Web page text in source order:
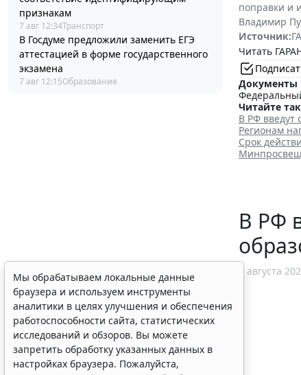
признакам
7 авг 12:34Транспорт
В Госдуме предложили заменить ЕГЭ
аттестацией в форме государственного
экзамена
7 авг 12:15Образование
поправки и
Владимир
Источник:
Читать
Документы
Читайте
В РФ введут
Регионам
Срок
В РФ
6 августа
Мы обрабатываем локальные данные
браузера и используем инструменты
аналитики в целях улучшения и обеспечения
работоспособности сайта, статистических
исследований и обзоров. Вы можете
запретить обработку указанных данных в
настройках браузера. Пожалуйста,